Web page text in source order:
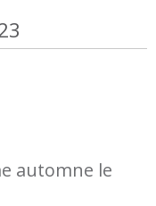
automne le